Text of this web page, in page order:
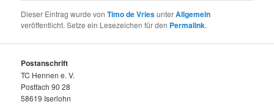
Dieser Eintrag wurde vonTimo de VriesunterAllgemein
veröffentlicht. Setze ein Lesezeichen für den Permalink.
Postanschrift
TC Hennen e. V.
Postfach 90 28
58619 Iserlohn